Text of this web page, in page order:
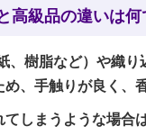
高級品の違いは何
、樹脂など）や織
、手触りが良く、
しまうような場